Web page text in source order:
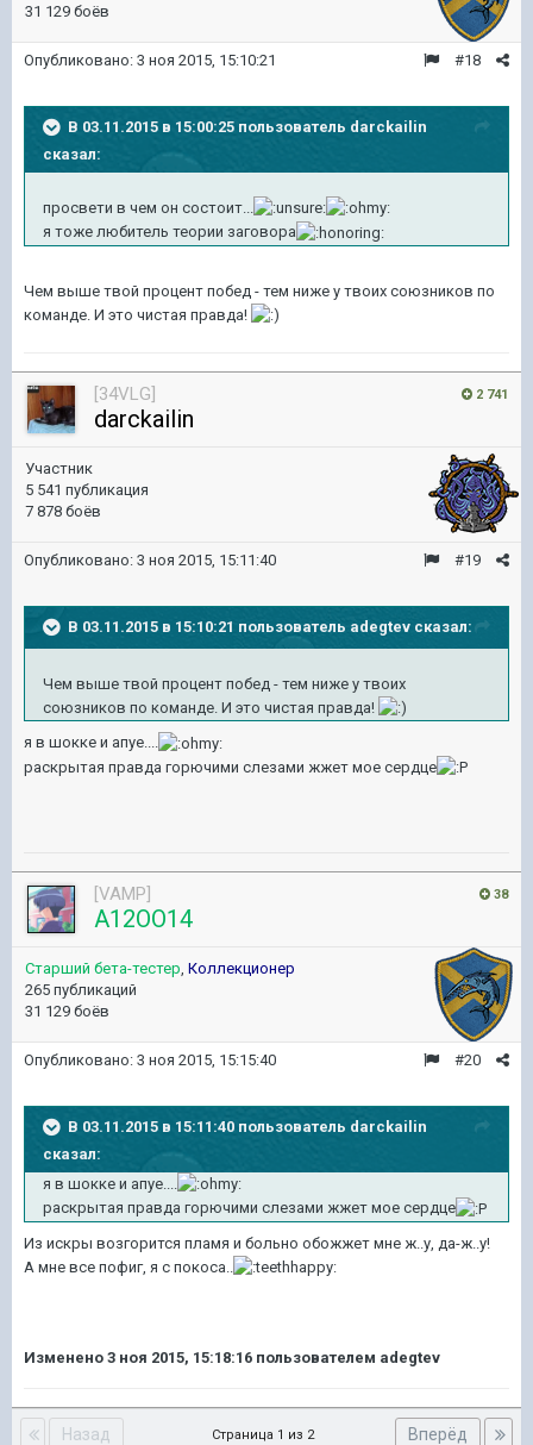
31 129 боёв
#18
Опубликовано: 3 ноя 2015, 15:10:21
В 03.11.2015 в 15:00:25 пользователь darckailin
сказал:
просвети в чем он состоит...
я тоже любитель теории заговора
Чем выше твой процент побед - тем ниже у твоих союзников по
команде. И это чистая правда!
2 741
[34VLG]
darckailin
Участник
5 541 публикация
7 878 боёв
#19
Опубликовано: 3 ноя 2015, 15:11:40
В 03.11.2015 в 15:10:21 пользователь adegtev сказал:
Чем выше твой процент побед - тем ниже у твоих
союзников по команде. И это чистая правда!
я в шокке и апуе....
раскрытая правда горючими слезами жжет мое сердце
38
[VAMP]
A12OO14
Старший бета-тестер Коллекционер
265 публикаций
31 129 боёв
#20
Опубликовано: 3 ноя 2015, 15:15:40
В 03.11.2015 в 15:11:40 пользователь darckailin
сказал:
я в шокке и апуе....
раскрытая правда горючими слезами жжет мое сердце
Из искры возгорится пламя и больно обожжет мне ж..у, да-ж..у!
А мне все пофиг, я с покоса..
Изменено 3 ноя 2015, 15:18:16 пользователем adegtev
Назад Вперёд
Страница 1 из 2